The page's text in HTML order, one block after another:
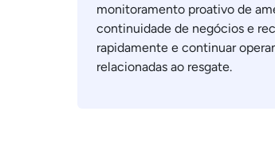
monitoramento proativo de
continuidade de negócios e
rapidamente e continuar
relacionadas ao resgate.